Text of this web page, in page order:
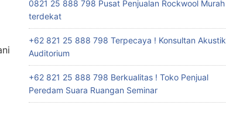
0821 25 888 798 Pusat Penjualan Rockwool Murah
terdekat
+62 821 25 888 798 Terpecaya ! Konsultan Akustik
Auditorium
+62 821 25 888 798 Berkualitas ! Toko Penjual
Peredam Suara Ruangan Seminar